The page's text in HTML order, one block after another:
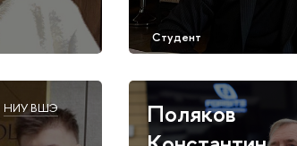
НИУ ВШЭ
Поляков